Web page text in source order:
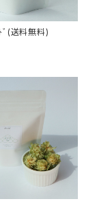
ﾞ(送料無料)